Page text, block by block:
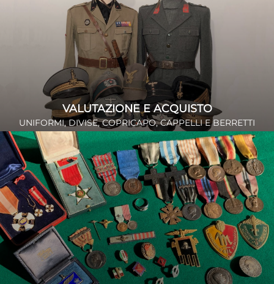
VALUTAZIONE E ACQUISTO
UNIFORMI, DIVISE, COPRICAPO, CAPPELLI E BERRETTI